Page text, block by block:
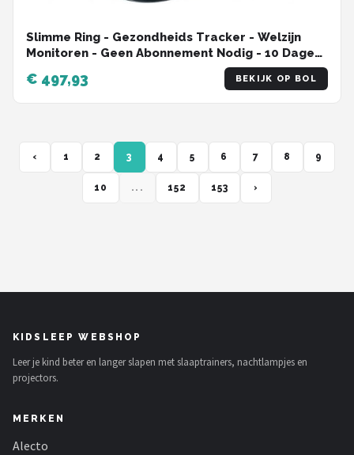
Slimme Ring - Gezondheids Tracker - Welzijn
Monitoren - Geen Abonnement Nodig - 10 Dagen
€ 497,93 BEKIJK OP BOL
‹ 1 2 3 4 5 6 7 8 9
10 ... 152 153 ›
KIDSLEEP WEBSHOP
Leer je kind beter en langer slapen met slaaptrainers, nachtlampjes en
projectors.
MERKEN
Alecto